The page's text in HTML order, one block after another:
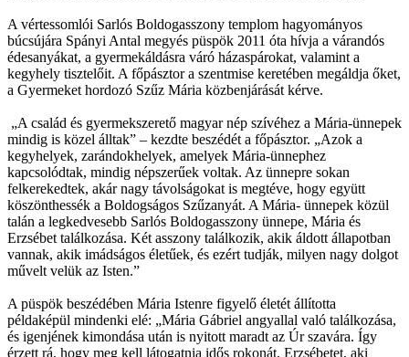
A vértessomlói Sarlós Boldogasszony templom hagyományos
búcsújára Spányi Antal megyés püspök 2011 óta hívja a várandós
édesanyákat, a gyermekáldásra váró házaspárokat, valamint a
kegyhely tisztelőit. A főpásztor a szentmise keretében megáldja őket,
a Gyermeket hordozó Szűz Mária közbenjárását kérve.
„A család és gyermekszerető magyar nép szívéhez a Mária-ünnepek
mindig is közel álltak” – kezdte beszédét a főpásztor. „Azok a
kegyhelyek, zarándokhelyek, amelyek Mária-ünnephez
kapcsolódtak, mindig népszerűek voltak. Az ünnepre sokan
felkerekedtek, akár nagy távolságokat is megtéve, hogy együtt
köszönthessék a Boldogságos Szűzanyát. A Mária- ünnepek közül
talán a legkedvesebb Sarlós Boldogasszony ünnepe, Mária és
Erzsébet találkozása. Két asszony találkozik, akik áldott állapotban
vannak, akik imádságos életűek, és ezért tudják, milyen nagy dolgot
művelt velük az Isten.”
A püspök beszédében Mária Istenre figyelő életét állította
példaképül mindenki elé: „Mária Gábriel angyallal való találkozása,
és igenjének kimondása után is nyitott maradt az Úr szavára. Így
érzett rá, hogy meg kell látogatnia idős rokonát, Erzsébetet, aki